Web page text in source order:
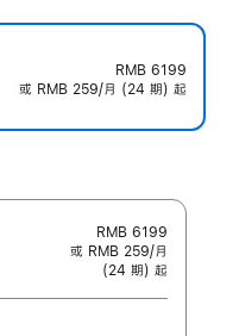
RMB 6199
或 RMB 259/月 (24 期) 起
RMB 6199
或 RMB 259/月
(24 期) 起